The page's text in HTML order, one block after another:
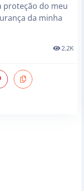
proteção do meu
da minha
2.2K